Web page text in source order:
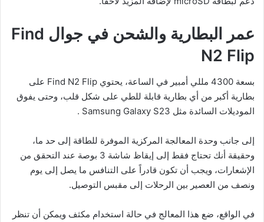
عمر البطارية والشحن في جوال Find
N2 Flip
بسعة 4300 مللي أمبير في الساعة، يحتوي Find N2 Flip على
بطارية أكبر من أي بطارية قابلة للطي على شكل قلب، وحتى يفوق
الموديلات السائدة مثل Samsung Galaxy S23 .
إلى جانب وحدة المعالجة المركزية الموفرة للطاقة إلى حد ما،
وحقيقة أنك تحتاج فقط إلى إيقاظ شاشة 3 بوصة عند التحقق من
الإشعارات، ويجب أن تكون قادراً على التنافس ما يصل إلى يوم
ونصف من العصير بين الرحلات إلى مقبس التوصيل.
في الواقع، ضع هذا المعالج في حالة استخدام مكثف ويمكن أن تنظر